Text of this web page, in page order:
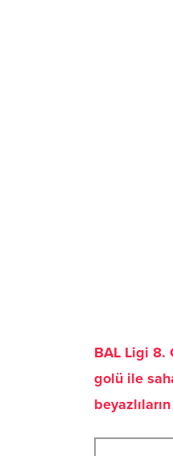
BAL Ligi 8.
golü ile